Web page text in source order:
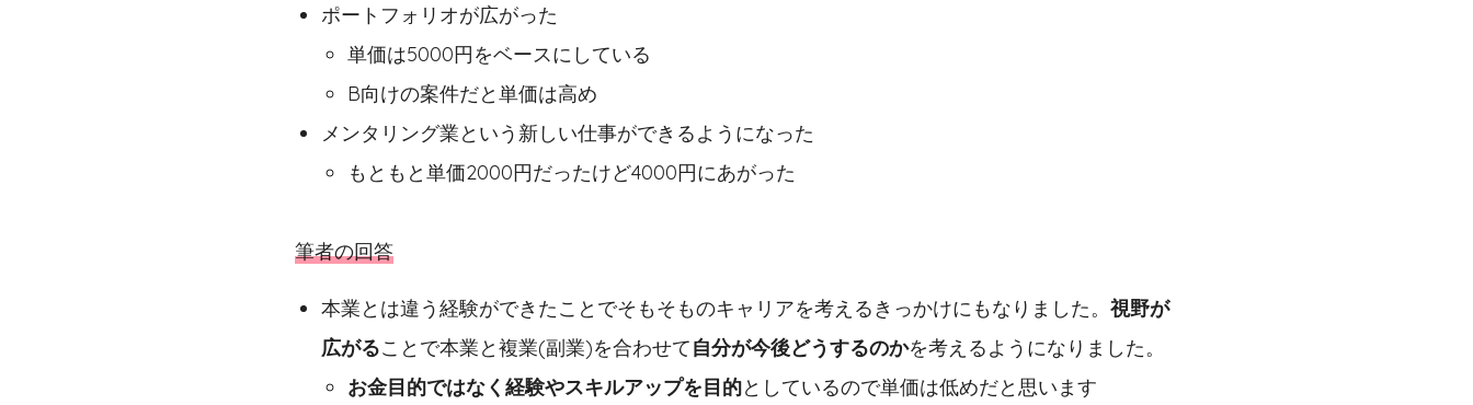
ポートフォリオが広がった
単価は5000円をベースにしている
B向けの案件だと単価は高め
メンタリング業という新しい仕事ができるようになった
もともと単価2000円だったけど4000円にあがった
筆者の回答
本業とは違う経験ができたことでそもそものキャリアを考えるきっかけにもなりました。 視野が
広がることで本業と複業(副業)を合わせて自分が今後どうするのかを考えるようになりました。
お金目的ではなく経験やスキルアップを目的としているので単価は低めだと思います